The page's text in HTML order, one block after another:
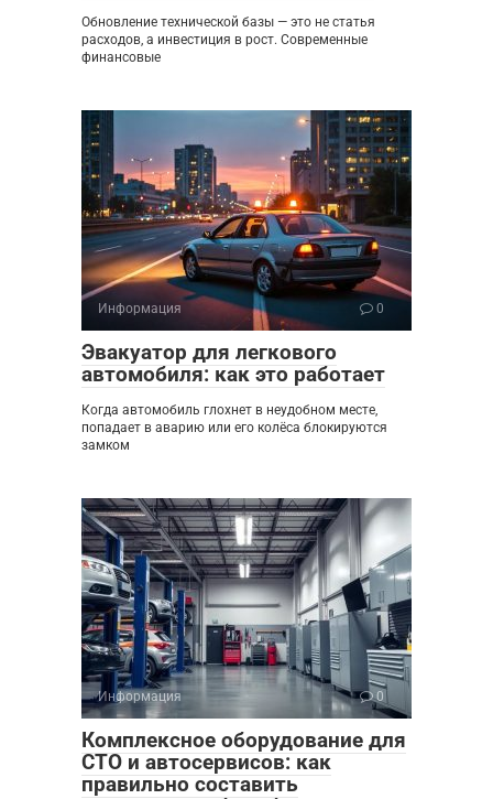
Обновление технической базы — это не статья
расходов, а инвестиция в рост. Современные
финансовые
Информация 0
Эвакуатор для легкового
автомобиля: как это работает
Когда автомобиль глохнет в неудобном месте,
попадает в аварию или его колёса блокируются
замком
Информация 0
Комплексное оборудование для
СТО и автосервисов: как
правильно составить